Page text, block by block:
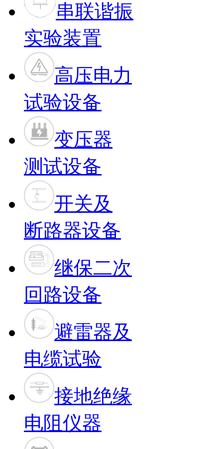
串联谐振
实验装置
高压电力
试验设备
变压器
测试设备
开关及
断路器设备
继保二次
回路设备
避雷器及
电缆试验
接地绝缘
电阻仪器